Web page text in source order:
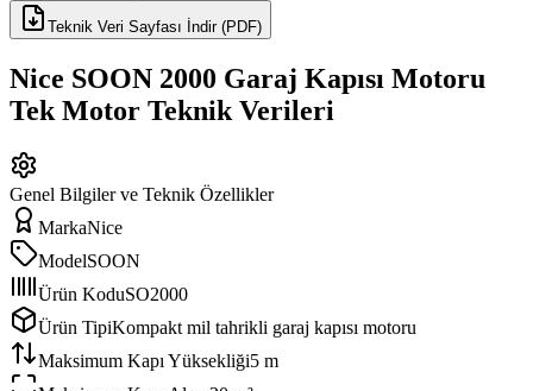
Teknik Veri Sayfası İndir (PDF)
Nice SOON 2000 Garaj Kapısı Motoru
Tek Motor Teknik Verileri
Genel Bilgiler ve Teknik Özellikler
MarkaNice
ModelSOON
Ürün KoduSO2000
Ürün TipiKompakt mil tahrikli garaj kapısı motoru
Maksimum Kapı Yüksekliği5 m